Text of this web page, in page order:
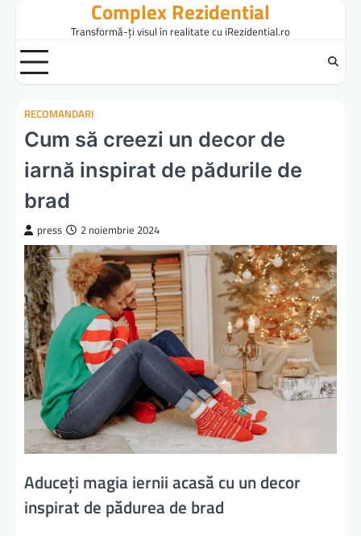
content
Complex Rezidential
Transformă-ți visul în realitate cu iRezidential.ro
RECOMANDARI
Cum să creezi un decor de
iarnă inspirat de pădurile de
brad
press 2 noiembrie 2024
Aduceți magia iernii acasă cu un decor
inspirat de pădurea de brad